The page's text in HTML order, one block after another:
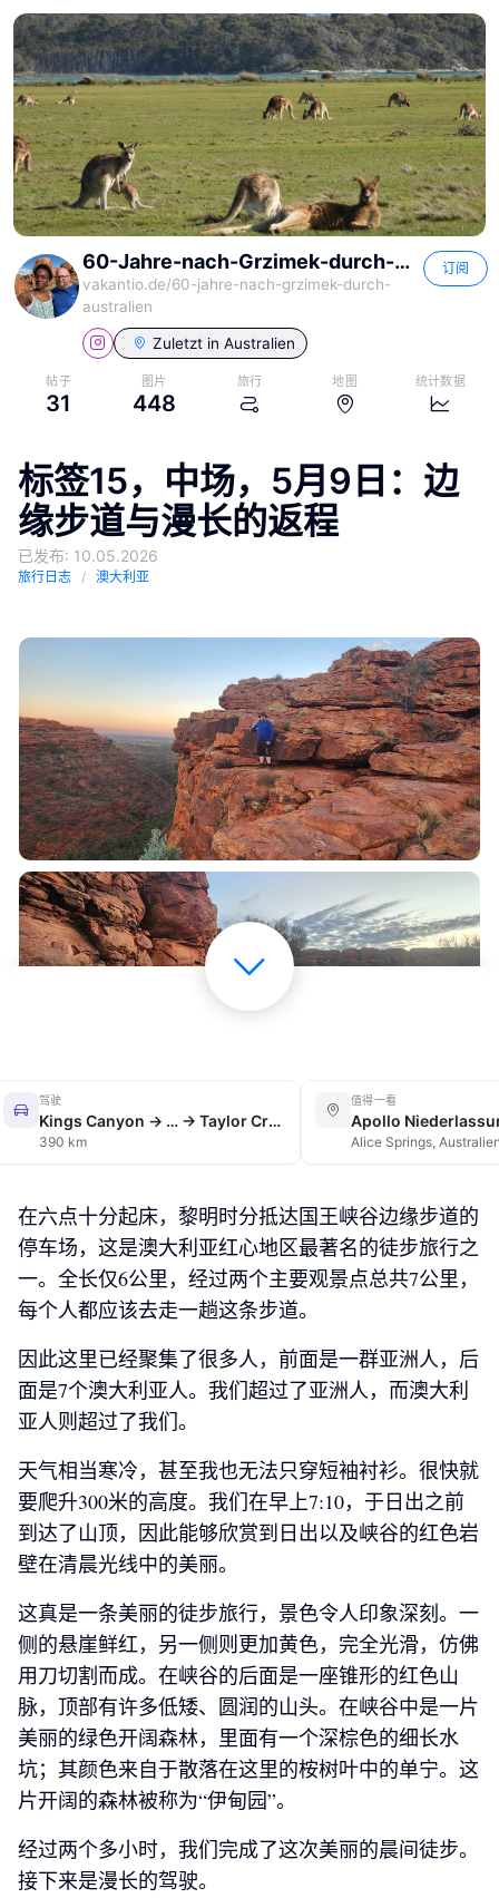
60-Jahre-nach-Grzimek-durch-Australien
vakantio.de/60-jahre-nach-grzimek-durch-
australien
订阅
Zuletzt in Australien
帖子
31
图片
448
旅行 地图 统计数据
标签15，中场，5月9日：边
缘步道与漫长的返程
已发布: 10.05.2026
旅行日志 澳大利亚
驾驶
Kings Canyon → … → Taylor Creek
390 km
值得一看
Apollo
Alice Springs,
在六点十分起床，黎明时分抵达国王峡谷边缘步道的
停车场，这是澳大利亚红心地区最著名的徒步旅行之
一。全长仅6公里，经过两个主要观景点总共7公里，
每个人都应该去走一趟这条步道。
因此这里已经聚集了很多人，前面是一群亚洲人，后
面是7个澳大利亚人。我们超过了亚洲人，而澳大利
亚人则超过了我们。
天气相当寒冷，甚至我也无法只穿短袖衬衫。很快就
要爬升300米的高度。我们在早上7:10，于日出之前
到达了山顶，因此能够欣赏到日出以及峡谷的红色岩
壁在清晨光线中的美丽。
这真是一条美丽的徒步旅行，景色令人印象深刻。一
侧的悬崖鲜红，另一侧则更加黄色，完全光滑，仿佛
用刀切割而成。在峡谷的后面是一座锥形的红色山
脉，顶部有许多低矮、圆润的山头。在峡谷中是一片
美丽的绿色开阔森林，里面有一个深棕色的细长水
坑；其颜色来自于散落在这里的桉树叶中的单宁。这
片开阔的森林被称为“伊甸园”。
经过两个多小时，我们完成了这次美丽的晨间徒步。
接下来是漫长的驾驶。